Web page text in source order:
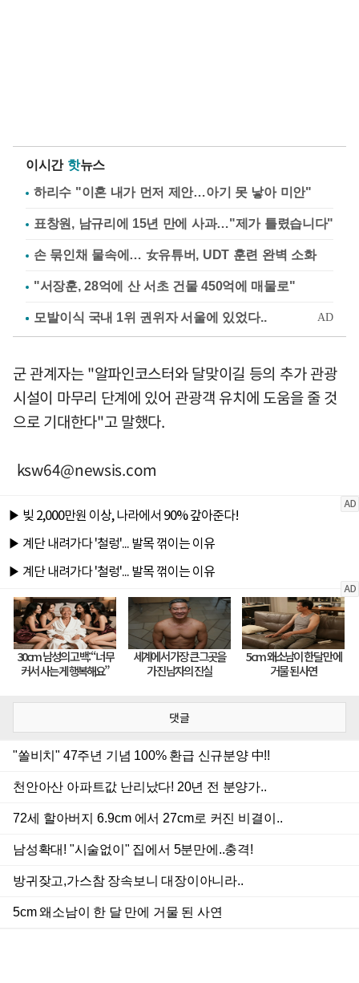
이시간 핫뉴스
하리수 "이혼 내가 먼저 제안…아기 못 낳아 미안"
표창원, 남규리에 15년 만에 사과…"제가 틀렸습니다"
손 묶인채 물속에… 女유튜버, UDT 훈련 완벽 소화
"서장훈, 28억에 산 서초 건물 450억에 매물로"
군 관계자는 "알파인코스터와 달맞이길 등의 추가 관광
시설이 마무리 단계에 있어 관광객 유치에 도움을 줄 것
으로 기대한다"고 말했다.
ksw64@newsis.com
댓글